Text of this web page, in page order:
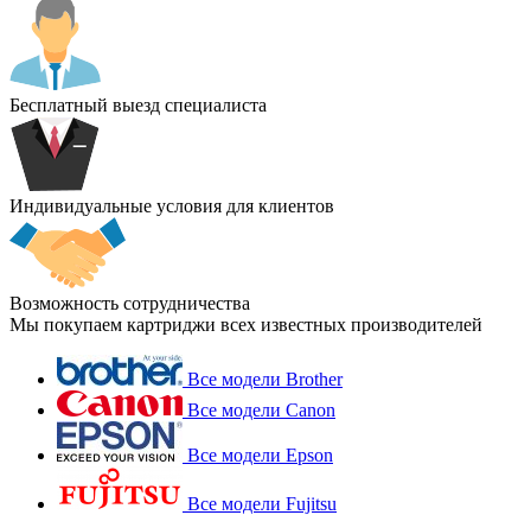
Бесплатный выезд специалиста
Индивидуальные условия для клиентов
Возможность сотрудничества
Мы покупаем картриджи всех известных производителей
Все модели Brother
Все модели Canon
Все модели Epson
Все модели Fujitsu